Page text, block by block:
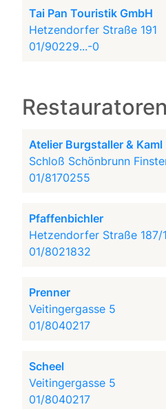
Tai Pan Touristik GmbH
Hetzendorfer Straße 191
01/90229...-0
Restauratoren
Atelier Burgstaller & Kaml
Schloß Schönbrunn
01/8170255
Pfaffenbichler
Hetzendorfer Straße 187/
01/8021832
Prenner
Veitingergasse 5
01/8040217
Scheel
Veitingergasse 5
01/8040217